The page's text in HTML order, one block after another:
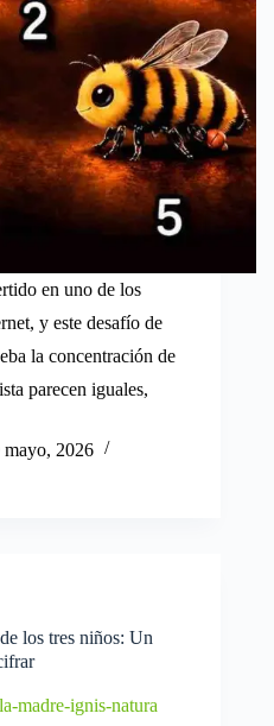
en uno de los
y este desafío de
la concentración de
parecen iguales,
mayo, 2026
los tres niños: Un